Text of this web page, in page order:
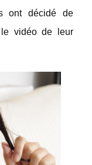
ont décidé de
vidéo de leur